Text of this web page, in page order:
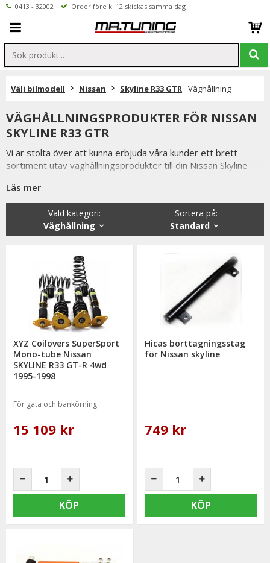
0413 - 32002 Order före kl 12 skickas samma dag
Välj bilmodell Nissan Skyline R33 GTR Väghållning
VÄGHÅLLNINGSPRODUKTER FÖR NISSAN
SKYLINE R33 GTR
Vi är stolta över att kunna erbjuda våra kunder ett brett
sortiment utav väghållningsprodukter till din Nissan Skyline
fjäderbensstag, motorkuddar mm.
Från kända tillverkare så som XYZ, MTS-Technk, Ta-Technik
Läs mer
Sortera på:
Standard
Vald kategori:
Väghållning
XYZ Coilovers SuperSport
Mono-tube Nissan
SKYLINE R33 GT-R 4wd
1995-1998
För gata och bankörning
15 109 kr
KÖP
Hicas borttagningsstag
för Nissan skyline
749 kr
KÖP